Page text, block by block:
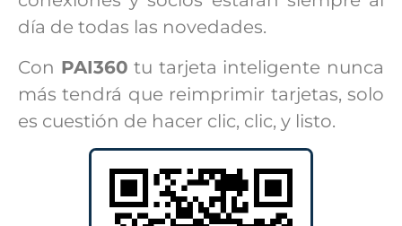
día de todas las novedades.
Con PAI360 tu tarjeta inteligente nunca
más tendrá que reimprimir tarjetas, solo
es cuestión de hacer clic, clic, y listo.